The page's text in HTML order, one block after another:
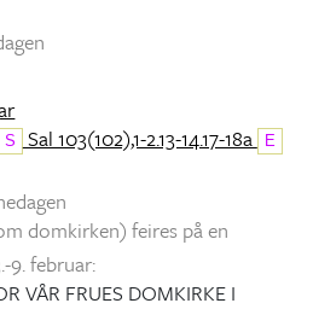
S Sal 103(102),1-2.13-14.17-18a E
domkirken) feires på en
9. februar:
VÅR FRUES DOMKIRKE I